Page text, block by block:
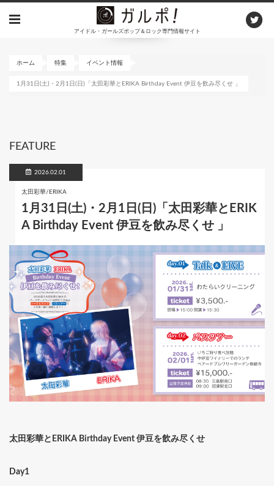
アイドル・ガールズポップ＆ロック専門情報サイト
ホーム 特集 イベント情報
1月31日(土)・2月1日(日)「太田彩華とERIKA Birthday Event 伊豆を飲み尽くせ 」
FEATURE
2026.02.01
太田彩華/ERIKA
1月31日(土)・2月1日(日)「太田彩華とERIK
A Birthday Event 伊豆を飲み尽くせ 」
太田彩華とERIKA Birthday Event 伊豆を飲み尽くせ
Day1